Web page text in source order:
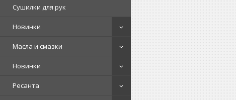
Сушилки для рук
Новинки
Масла и смазки
Новинки
Ресанта